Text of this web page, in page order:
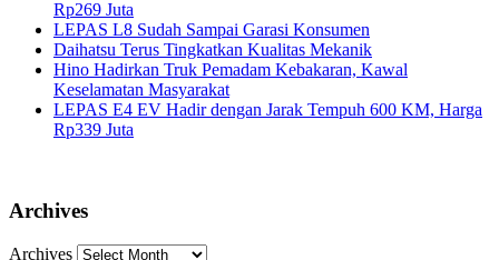
Rp269 Juta
LEPAS L8 Sudah Sampai Garasi Konsumen
Daihatsu Terus Tingkatkan Kualitas Mekanik
Hino Hadirkan Truk Pemadam Kebakaran, Kawal
Keselamatan Masyarakat
LEPAS E4 EV Hadir dengan Jarak Tempuh 600 KM, Harga
Rp339 Juta
Archives
Archives